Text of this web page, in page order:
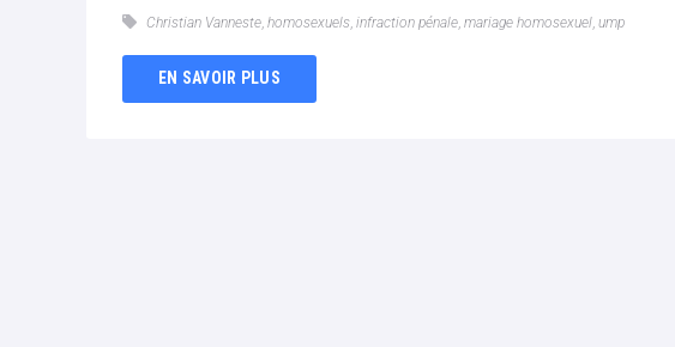
Christian Vanneste, homosexuels, infraction pénale, mariage homosexuel, ump
EN SAVOIR PLUS